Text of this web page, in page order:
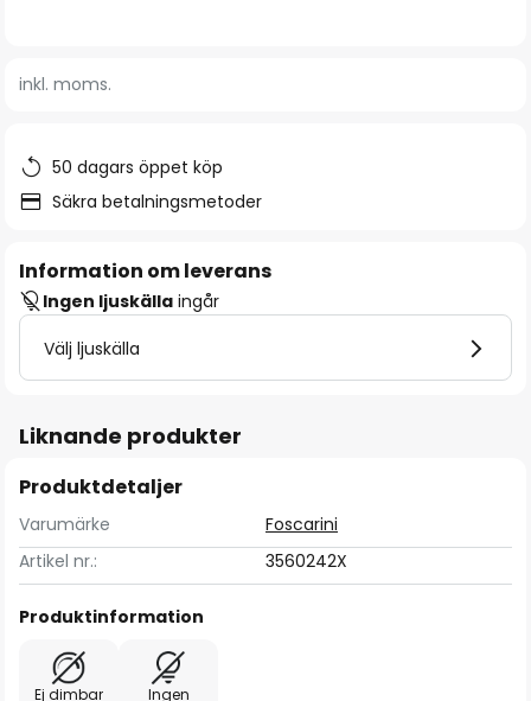
bildgalleriet
inkl. moms.
50 dagars öppet köp
Säkra betalningsmetoder
Information om leverans
Ingen ljuskälla ingår
Välj ljuskälla
Liknande produkter
Produktdetaljer
Varumärke
Foscarini
Artikel nr.:
3560242X
Produktinformation
Ej dimbar
Ingen